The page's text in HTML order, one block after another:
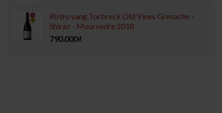
Rượu vang Torbreck Old Vines Grenache -
Shiraz - Mourvedre 2018
790.000₫